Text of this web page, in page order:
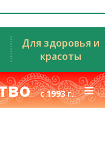
Для здоровья и
красоты
с 1993 г.≡